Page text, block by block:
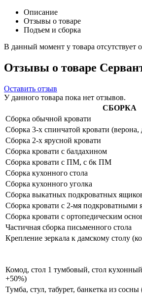
Описание
Отзывы о товаре
Подъем и сборка
В данный момент у товара отсутствует
Отзывы о товаре
Оставить отзыв
У данного товара пока нет отзывов.
СБОРКА
Сборка обычной кровати
Сборка 3-х спинчатой кровати (верона,
Сборка 2-х ярусной кровати
Сборка кровати с балдахином
Сборка кровати с ПМ, с бк ПМ
Сборка кухонного стола
Сборка кухонного уголка
Сборка выкатных подкроватных
Сборка кровати с 2-мя
Сборка кровати с ортопедическим
Частичная сборка письменного стола
Крепление зеркала к дамскому столу
Комод, стол 1 тумбовый, стол
+50%)
Тумба, стул, табурет, банкетка из